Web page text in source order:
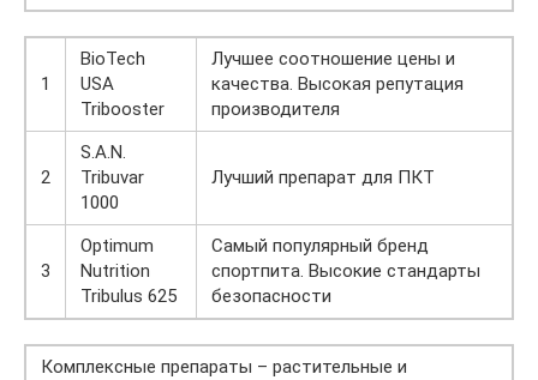
1
BioTech
USA
Tribooster
Лучшее соотношение цены и
качества. Высокая репутация
производителя
2
S.A.N.
Tribuvar
1000
Лучший препарат для ПКТ
3
Optimum
Nutrition
Tribulus 625
Самый популярный бренд
спортпита. Высокие стандарты
безопасности
Комплексные препараты – растительные и